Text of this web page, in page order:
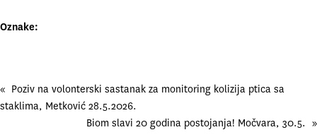
Oznake:
« Poziv na volonterski sastanak za monitoring kolizija ptica sa
staklima, Metković 28.5.2026.
Biom slavi 20 godina postojanja! Močvara, 30.5.
»